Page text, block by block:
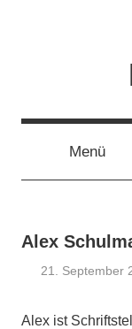
Menü
Alex
21. September
Alex ist